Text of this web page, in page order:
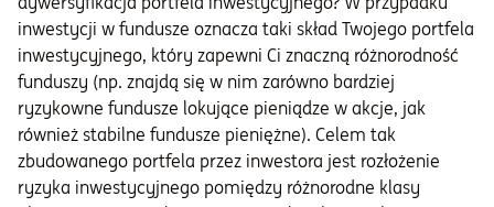
inwestycji w fundusze oznacza taki skład Twojego portfela
inwestycyjnego, który zapewni Ci znaczną różnorodność
funduszy (np. znajdą się w nim zarówno bardziej
ryzykowne fundusze lokujące pieniądze w akcje, jak
również stabilne fundusze pieniężne). Celem tak
zbudowanego portfela przez inwestora jest rozłożenie
ryzyka inwestycyjnego pomiędzy różnorodne klasy